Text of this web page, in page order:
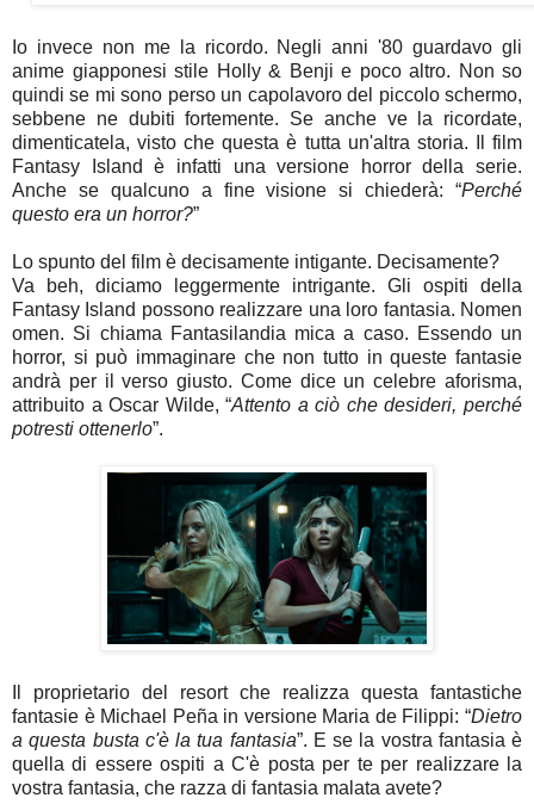
Io invece non me la ricordo. Negli anni '80 guardavo gli
anime giapponesi stile Holly & Benji e poco altro. Non so
quindi se mi sono perso un capolavoro del piccolo schermo,
sebbene ne dubiti fortemente. Se anche ve la ricordate,
dimenticatela, visto che questa è tutta un'altra storia. Il film
Fantasy Island è infatti una versione horror della serie.
Anche se qualcuno a fine visione si chiederà: “Perché
questo era un horror?”
Lo spunto del film è decisamente intigante. Decisamente?
Va beh, diciamo leggermente intrigante. Gli ospiti della
Fantasy Island possono realizzare una loro fantasia. Nomen
omen. Si chiama Fantasilandia mica a caso. Essendo un
horror, si può immaginare che non tutto in queste fantasie
andrà per il verso giusto. Come dice un celebre aforisma,
attribuito a Oscar Wilde, “Attento a ciò che desideri, perché
potresti ottenerlo”.
Il proprietario del resort che realizza questa fantastiche
fantasie è Michael Peña in versione Maria de Filippi: “Dietro
a questa busta c'è la tua fantasia”. E se la vostra fantasia è
quella di essere ospiti a C'è posta per te per realizzare la
vostra fantasia, che razza di fantasia malata avete?